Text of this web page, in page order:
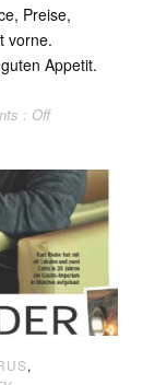
Preise,
vorne.
Appetit.
: Off
,